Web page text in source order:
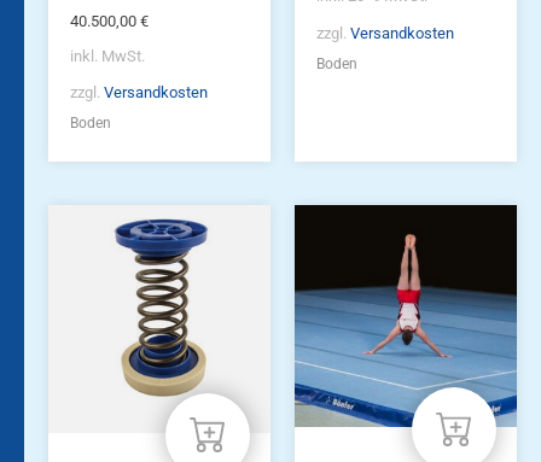
40.500,00 €
inkl. MwSt.
zzgl. Versandkosten
Boden
zzgl. Versandkosten
Boden